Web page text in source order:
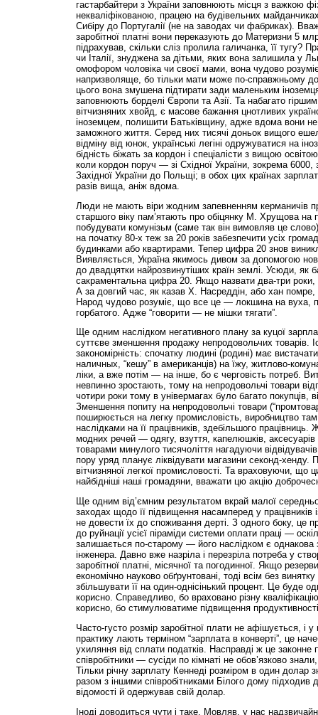
гастарбайтери з України заповнюють місця з важкою
некваліфікованою, працею на будівельних
Сибіру до Португалії (не на заводах чи фабриках).
заробітної платні вони переказують до Материзни 5
підрахував, скільки сліз пролила галичанка, її тугу?
чи Італії, знуджена за дітьми, яких вона залишила у
омофором чоловіка чи своєї мами, вона чудово
напризволяще, бо тільки мати може по-справжньому
цього вона змушена підтирати зади маленьким
заповнюють борделі Європи та Азії. Та набагато
вітчизняних хвойд, є масове бажання цнотливих
іноземцем, полишити Батьківщину, адже вдома вони
заможного життя. Серед них тисячі доньок вищого
відміну від юнок, українські легіні одружуватися на
бідність біжать за кордон і спеціалісти з вищою
коли кордон поруч — зі Східної України, зокрема 6000,
Західної України до Польщі; в обох цих країнах
разів вища, аніж вдома.
Люди не мають віри жодним запевненням керманичів
старшого віку пам’ятають про обіцянку М. Хрущова на
побудувати комунізьм (саме так він вимовляв це
на початку 80-х теж за 20 років забезпечити усіх
будинками або квартирами. Тепер цифра 20 знов
Виявляється, Україна якимось дивом за допомогою
до двадцятки найрозвинутіших країн землі. Усюди, як
сакраментальна цифра 20. Якщо назвати два-три роки,
А за довгий час, як казав Х. Насреддін, або хан
Народ чудово розуміє, що все це — локшина на вуха,
горбатого. Адже “говорити — не мішки тягати”.
Ще одним наслідком негативного плану за куцої
суттєве зменшення продажу непродовольчих товарів.
закономірність: спочатку людині (родині) має вистачати
наличных, “кешу” в американців) на їжу, житлово-
ліки, а вже потім — на інше, бо є черговість потреб.
невпинно зростають, тому на непродовольчі товари
чотири роки тому в універмагах було багато покупців,
Зменшення попиту на непродовольчі товари
поширюється на легку промисловість, виробництво
наслідками на її працівників, здебільшого працівниць.
модних речей — одягу, взуття, капелюшків,
товарами минулого тисячоліття нагадуючи
пору уряд планує ліквідувати магазини секонд-хенду.
вітчизняної легкої промисловості. Та враховуючи, що
найбідніші наші громадяни, вважати цю акцію
Ще одним від’ємним результатом вкрай малої
заходах щодо її підвищення насамперед у працівників
не довести їх до споживання дерті. З одного боку, це
до руйнації усієї піраміди системи оплати праці —
залишається по-старому — його наслідком є однакова
інженера. Давно вже назріла і перезріла потреба у
заробітної платні, місячної та погодинної. Якщо
економічно науково обґрунтовані, тоді всім без
збільшувати її на один-однісінький процент. Це буде
корисно. Справедливо, бо враховано різну
корисно, бо стимулюватиме підвищення
Часто-густо розмір заробітної плати не афішується, і
практику лають терміном “зарплата в конверті”, це
ухиляння від сплати податків. Насправді ж це законне
співробітники — сусіди по кімнаті не обов’язково
Тільки річну зарплату Кеннеді розміром в один долар
разом з іншими співробітниками Білого дому підходив
відомості й одержував свій долар.
Іноді доводиться чути і таке. Мовляв, у нас